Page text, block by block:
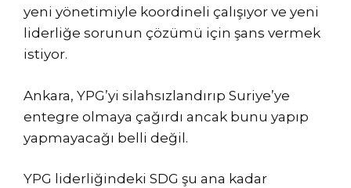
yeni yönetimiyle koordineli çalışıyor ve yeni
liderliğe sorunun çözümü için şans vermek
istiyor.
Ankara, YPG’yi silahsızlandırıp Suriye’ye
entegre olmaya çağırdı ancak bunu yapıp
yapmayacağı belli değil.
YPG liderliğindeki SDG şu ana kadar